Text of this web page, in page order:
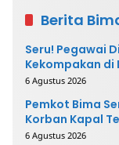
Berita
Seru! Pegawai
Kekompakan di
6 Agustus 2026
Pemkot Bima
Korban Kapal
6 Agustus 2026